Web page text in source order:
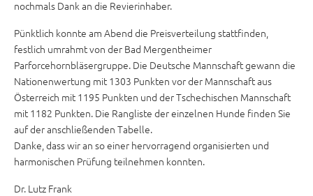
nochmals Dank an die Revierinhaber.
Pünktlich konnte am Abend die Preisverteilung stattfinden,
festlich umrahmt von der Bad Mergentheimer
Parforcehornbläsergruppe. Die Deutsche Mannschaft gewann die
Nationenwertung mit 1303 Punkten vor der Mannschaft aus
Österreich mit 1195 Punkten und der Tschechischen Mannschaft
mit 1182 Punkten. Die Rangliste der einzelnen Hunde finden Sie
auf der anschließenden Tabelle.
Danke, dass wir an so einer hervorragend organisierten und
harmonischen Prüfung teilnehmen konnten.
Dr. Lutz Frank